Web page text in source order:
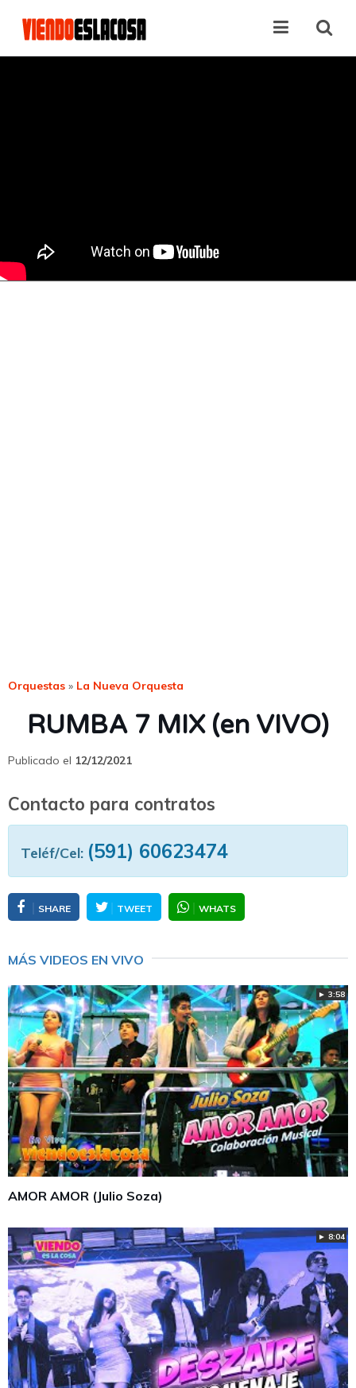
Orquestas » La Nueva Orquesta
RUMBA 7 MIX (en VIVO)
Publicado el 12/12/2021
Contacto para contratos
Teléf/Cel: (591) 60623474
SHARE TWEET WHATS
MÁS VIDEOS EN VIVO
► 3:58
AMOR AMOR (Julio Soza)
► 8:04